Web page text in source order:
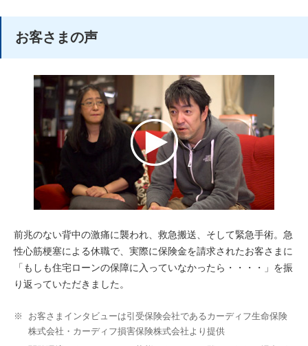
お客さまの声
前兆のない背中の激痛に襲われ、救急搬送、そして緊急手術。急
性心筋梗塞による休職で、実際に保険金を請求されたお客さまに
「もしも住宅ローンの保障に入っていなかったら・・・・」を振
り返っていただきました。
※
お客さまインタビューは引受保険会社であるカーディフ生命保険
株式会社・カーディフ損害保険株式会社より提供